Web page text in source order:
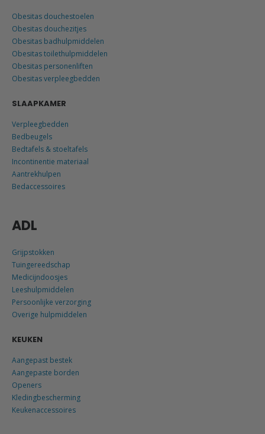
Obesitas douchestoelen
Obesitas douchezitjes
Obesitas badhulpmiddelen
Obesitas toilethulpmiddelen
Obesitas personenliften
Obesitas verpleegbedden
SLAAPKAMER
Verpleegbedden
Bedbeugels
Bedtafels & stoeltafels
Incontinentie materiaal
Aantrekhulpen
Bedaccessoires
ADL
Grijpstokken
Tuingereedschap
Medicijndoosjes
Leeshulpmiddelen
Persoonlijke verzorging
Overige hulpmiddelen
KEUKEN
Aangepast bestek
Aangepaste borden
Openers
Kledingbescherming
Keukenaccessoires